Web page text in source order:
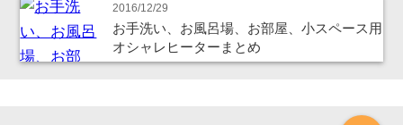
2016/12/29
お手洗い、お風呂場、お部屋、小スペース用
オシャレヒーターまとめ